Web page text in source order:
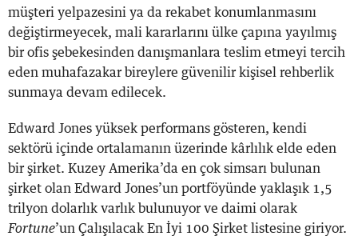
müşteri yelpazesini ya da rekabet konumlanmasını
değiştirmeyecek, mali kararlarını ülke çapına yayılmış
bir ofis şebekesinden danışmanlara teslim etmeyi tercih
eden muhafazakar bireylere güvenilir kişisel rehberlik
sunmaya devam edilecek.
Edward Jones yüksek performans gösteren, kendi
sektörü içinde ortalamanın üzerinde kârlılık elde eden
bir şirket. Kuzey Amerika’da en çok simsarı bulunan
şirket olan Edward Jones’un portföyünde yaklaşık 1,5
trilyon dolarlık varlık bulunuyor ve daimi olarak
Fortune’un Çalışılacak En İyi 100 Şirket listesine giriyor.